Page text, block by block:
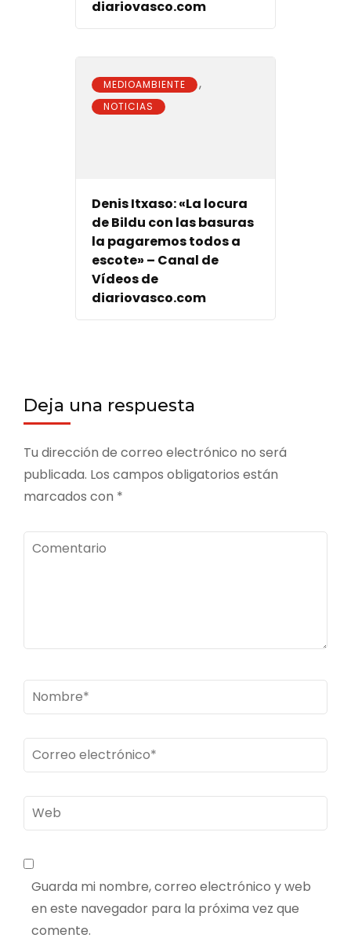
diariovasco.com
MEDIOAMBIENTE ,
NOTICIAS
Denis Itxaso: «La locura
de Bildu con las basuras
la pagaremos todos a
escote» – Canal de
Vídeos de
diariovasco.com
Deja una respuesta
Tu dirección de correo electrónico no será
publicada. Los campos obligatorios están
marcados con *
Comentario
Nombre*
Correo
electrónico*
Web
Guarda mi nombre, correo electrónico y web
en este navegador para la próxima vez que
comente.